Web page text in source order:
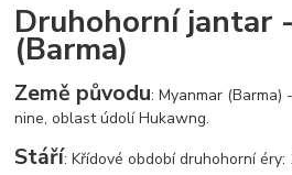
Druhohorní jantar
(Barma)
Země původu: Myanmar (Barma)
nine, oblast údolí Hukawng.
Stáří: Křídové období druhohorní